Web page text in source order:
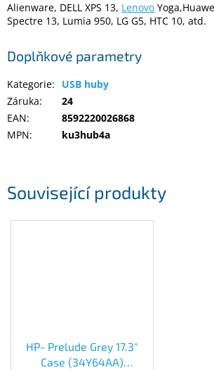
Inpraise
MILESIGHT
Doprodej
Přihlášení
Související produkty
HP- Prelude Grey 17.3"
Case (34Y64AA)
Alienware, DELL XPS 13, Lenovo
Spectre 13, Lumia 950, LG G5, HTC 10, atd.
Doplňkové parametry
Kategorie:
USB huby
Záruka:
24
EAN:
8592220026868
MPN: ku3hub4a